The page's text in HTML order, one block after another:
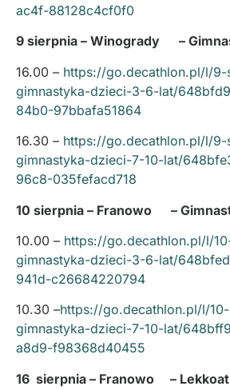
ac4f-88128c4cf0f0
9 sierpnia – Winogrady –
16.00 – https://go.decathlon.pl/l/9-
gimnastyka-dzieci-3-6-lat/
84b0-97bbafa51864
16.30 – https://go.decathlon.pl/l/9-
gimnastyka-dzieci-7-10-lat/
96c8-035fefacd718
10 sierpnia – Franowo –
10.00 – https://go.decathlon.pl/l/
gimnastyka-dzieci-3-6-lat/
941d-c26684220794
10.30 –https://go.decathlon.pl/l/
gimnastyka-dzieci-7-10-lat/
a8d9-f98368d40455
16 sierpnia – Franowo –